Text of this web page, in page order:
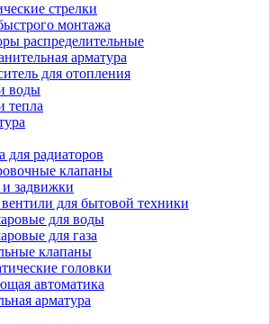
стрелки
монтажа
распределительные
арматура
для отопления
воды
тепла
для радиаторов
клапаны
задвижки
для бытовой техники
для воды
для газа
клапаны
головки
автоматика
арматура